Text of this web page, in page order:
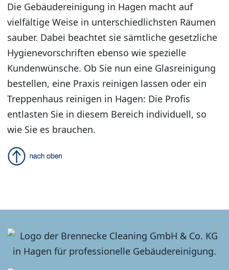
Die Gebäudereinigung in Hagen macht auf
vielfältige Weise in unterschiedlichsten Räumen
sauber. Dabei beachtet sie sämtliche gesetzliche
Hygienevorschriften ebenso wie spezielle
Kundenwünsche. Ob Sie nun eine Glasreinigung
bestellen, eine Praxis reinigen lassen oder ein
Treppenhaus reinigen in Hagen: Die Profis
entlasten Sie in diesem Bereich individuell, so
wie Sie es brauchen.